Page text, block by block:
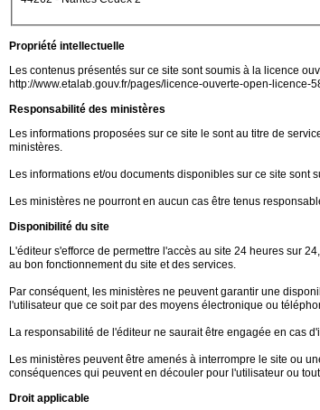
Propriété intellectuelle
Les contenus présentés sur ce site sont soumis à la licence
http://www.etalab.gouv.fr/pages/licence-ouverte-open-licence-
Responsabilité des ministères
Les informations proposées sur ce site le sont au titre de
ministères.
Les informations et/ou documents disponibles sur ce site sont
Les ministères ne pourront en aucun cas être tenus
Disponibilité du site
L'éditeur s'efforce de permettre l'accès au site 24 heures sur
au bon fonctionnement du site et des services.
Par conséquent, les ministères ne peuvent garantir une
l'utilisateur que ce soit par des moyens électronique ou
La responsabilité de l'éditeur ne saurait être engagée en cas
Les ministères peuvent être amenés à interrompre le site ou
conséquences qui peuvent en découler pour l'utilisateur ou
Droit applicable